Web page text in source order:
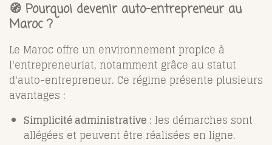
🧭 Pourquoi devenir auto-entrepreneur au
Maroc ?
Le Maroc offre un environnement propice à
l'entrepreneuriat, notamment grâce au statut
d'auto-entrepreneur. Ce régime présente plusieurs
avantages :
Simplicité administrative : les démarches sont
allégées et peuvent être réalisées en ligne.